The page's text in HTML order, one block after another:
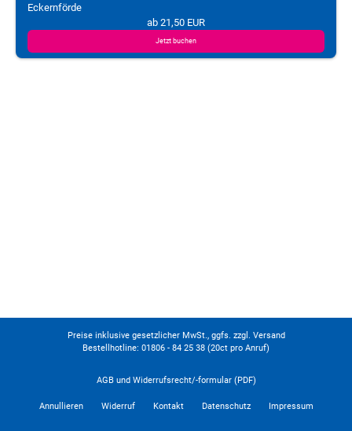
Eckernförde
ab 21,50 EUR
Jetzt buchen
Preise inklusive gesetzlicher MwSt., ggfs. zzgl. Versand
Bestellhotline: 01806 - 84 25 38 (20ct pro Anruf)
AGB und Widerrufsrecht/-formular (PDF)
Annullieren Widerruf Kontakt Datenschutz Impressum